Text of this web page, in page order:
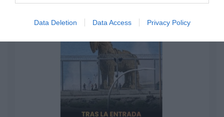
Data Deletion Data Access Privacy Policy